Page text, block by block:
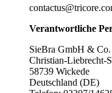
Verantwortliche
SieBra GmbH &
Christian-Liebrecht-
58739 Wickede
Deutschland (DE)